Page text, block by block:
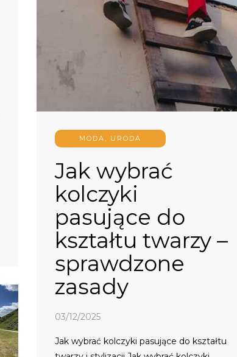
MODA, URODA
Jak wybrać
kolczyki
pasujące do
kształtu twarzy –
sprawdzone
zasady
03/12/2025
Jak wybrać kolczyki pasujące do kształtu